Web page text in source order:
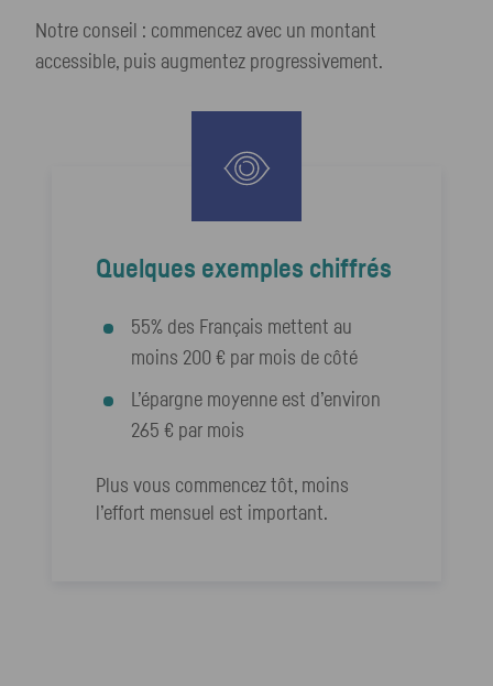
Notre conseil : commencez avec un montant
accessible, puis augmentez progressivement.
Quelques exemples chiffrés
55% des Français mettent au
moins 200 € par mois de côté
L’épargne moyenne est d’environ
265 € par mois
Plus vous commencez tôt, moins
l’effort mensuel est important.